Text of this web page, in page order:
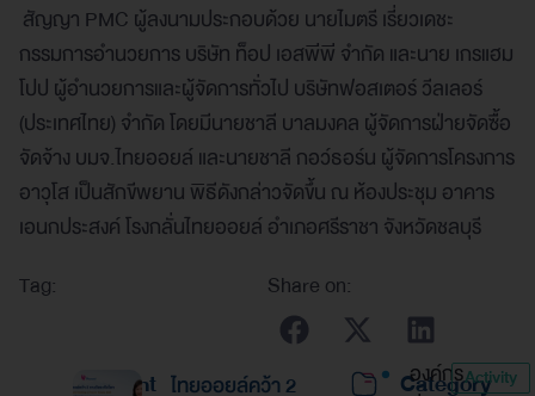
สัญญา PMC ผู้ลงนามประกอบด้วย นายไมตรี เรี่ยวเดชะ
กรรมการอำนวยการ บริษัท ท็อป เอสพีพี จำกัด และนาย เกรแฮม
โปป ผู้อำนวยการและผู้จัดการทั่วไป บริษัทฟอสเตอร์ วีลเลอร์
(ประเทศไทย) จำกัด โดยมีนายชาลี บาลมงคล ผู้จัดการฝ่ายจัดซื้อ
จัดจ้าง บมจ.ไทยออยล์ และนายชาลี กอว์ธอร์น ผู้จัดการโครงการ
อาวุโส เป็นสักขีพยาน พิธีดังกล่าวจัดขึ้น ณ ห้องประชุม อาคาร
เอนกประสงค์ โรงกลั่นไทยออยล์ อำเภอศรีราชา จังหวัดชลบุรี
Tag:
Share on:
Recent ไทยออยล์คว้า 2
Category
องค์กรActivity